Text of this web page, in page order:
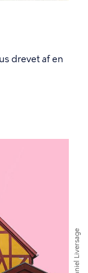
drevet af en
Daniel Liversage